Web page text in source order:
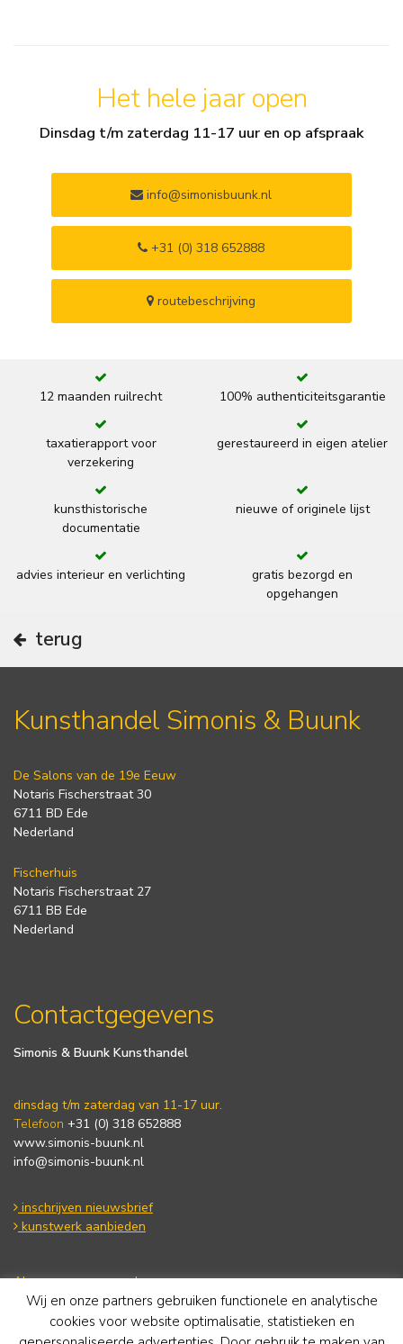
Het hele jaar open
Dinsdag t/m zaterdag 11-17 uur en op afspraak
info@simonisbuunk.nl
+31 (0) 318 652888
routebeschrijving
12 maanden ruilrecht 100% authenticiteitsgarantie
taxatierapport voor
verzekering
gerestaureerd in eigen atelier
kunsthistorische
documentatie
nieuwe of originele lijst
advies interieur en verlichting
gratis bezorgd en
opgehangen
terug
Kunsthandel Simonis & Buunk
De Salons van de 19e Eeuw
Notaris Fischerstraat 30
6711 BD Ede
Nederland
Fischerhuis
Notaris Fischerstraat 27
6711 BB Ede
Nederland
Contactgegevens
Simonis & Buunk Kunsthandel
dinsdag t/m zaterdag van 11-17 uur.
Telefoon +31 (0) 318 652888
www.simonis-buunk.nl
info@simonis-buunk.nl
inschrijven nieuwsbrief
kunstwerk aanbieden
Algemene voorwaarden
Privacy statement
Cookie Policy
Disclaimer
Wij en onze partners gebruiken functionele en analytische
cookies voor website optimalisatie, statistieken en